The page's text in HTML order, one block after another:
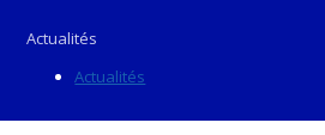
Actualités
Actualités